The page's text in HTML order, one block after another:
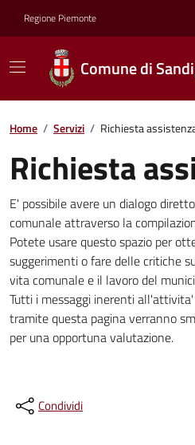
Regione Piemonte
Comune di
Home / Servizi / Richiesta
Richiesta
E' possibile avere un dialogo
comunale attraverso la
Potete usare questo spazio per
suggerimenti o fare delle critiche
vita comunale e il lavoro del
Tutti i messaggi inerenti
tramite questa pagina verranno
per una opportuna valutazione.
Condividi